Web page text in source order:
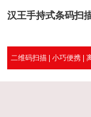
汉王手持式条码扫
二维码扫描 | 小巧便携 |